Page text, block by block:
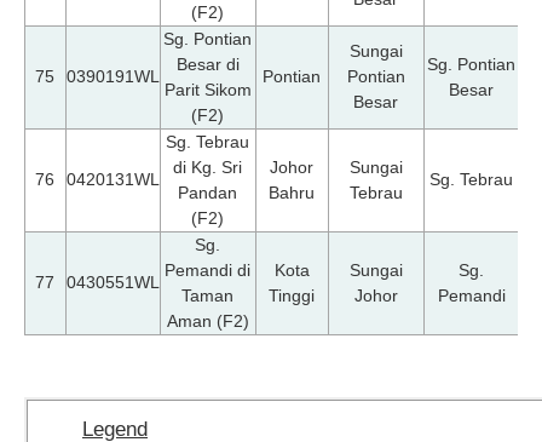
(F2)
75 0390191WL
Sg. Pontian
Besar di
Parit Sikom
(F2)
Pontian
Sungai
Pontian
Besar
Sg. Pontian
Besar
76 0420131WL
Sg. Tebrau
di Kg. Sri
Pandan
(F2)
Johor
Bahru
Sungai
Tebrau
Sg. Tebrau
77 0430551WL
Sg.
Pemandi di
Taman
Aman (F2)
Kota
Tinggi
Sungai
Johor
Sg.
Pemandi
Legend